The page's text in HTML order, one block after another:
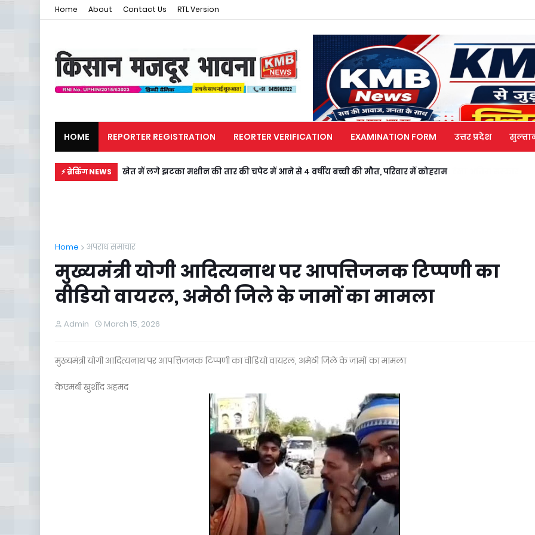
Home About Contact Us RTL Version
HOME REPORTER REGISTRATION REORTER VERIFICATION EXAMINATION FORM उत्तर प्रदेश
मजदूर समाचार राजनीति
⚡ ब्रेकिंग NEWS खेत में लगे झटका मशीन की तार की चपेट में आने से 4 वर्षीय बच्ची की मौत, परिवार में कोहराम
Home अपराध समाचार
मुख्यमंत्री योगी आदित्यनाथ पर आपत्तिजनक टिप्पणी का
वीडियो वायरल, अमेठी जिले के जामों का मामला
Admin March 15, 2026
मुख्यमंत्री योगी आदित्यनाथ पर आपत्तिजनक टिप्पणी का वीडियो वायरल, अमेठी जिले के जामों का मामला
केएमबी खुर्शीद अहमद